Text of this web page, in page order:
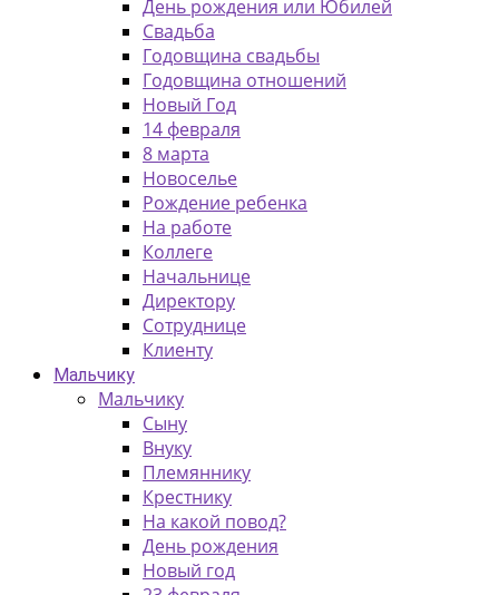
День рождения или Юбилей
Свадьба
Годовщина свадьбы
Годовщина отношений
Новый Год
14 февраля
8 марта
Новоселье
Рождение ребенка
На работе
Коллеге
Начальнице
Директору
Сотруднице
Клиенту
Мальчику
Мальчику
Сыну
Внуку
Племяннику
Крестнику
На какой повод?
День рождения
Новый год